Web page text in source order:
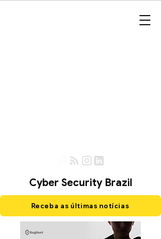
Cyber Security Brazil
Receba as últimas notícias